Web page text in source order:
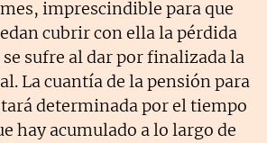
imprescindible para que
cubrir con ella la pérdida
sufre al dar por finalizada la
La cuantía de la pensión para
determinada por el tiempo
hay acumulado a lo largo de